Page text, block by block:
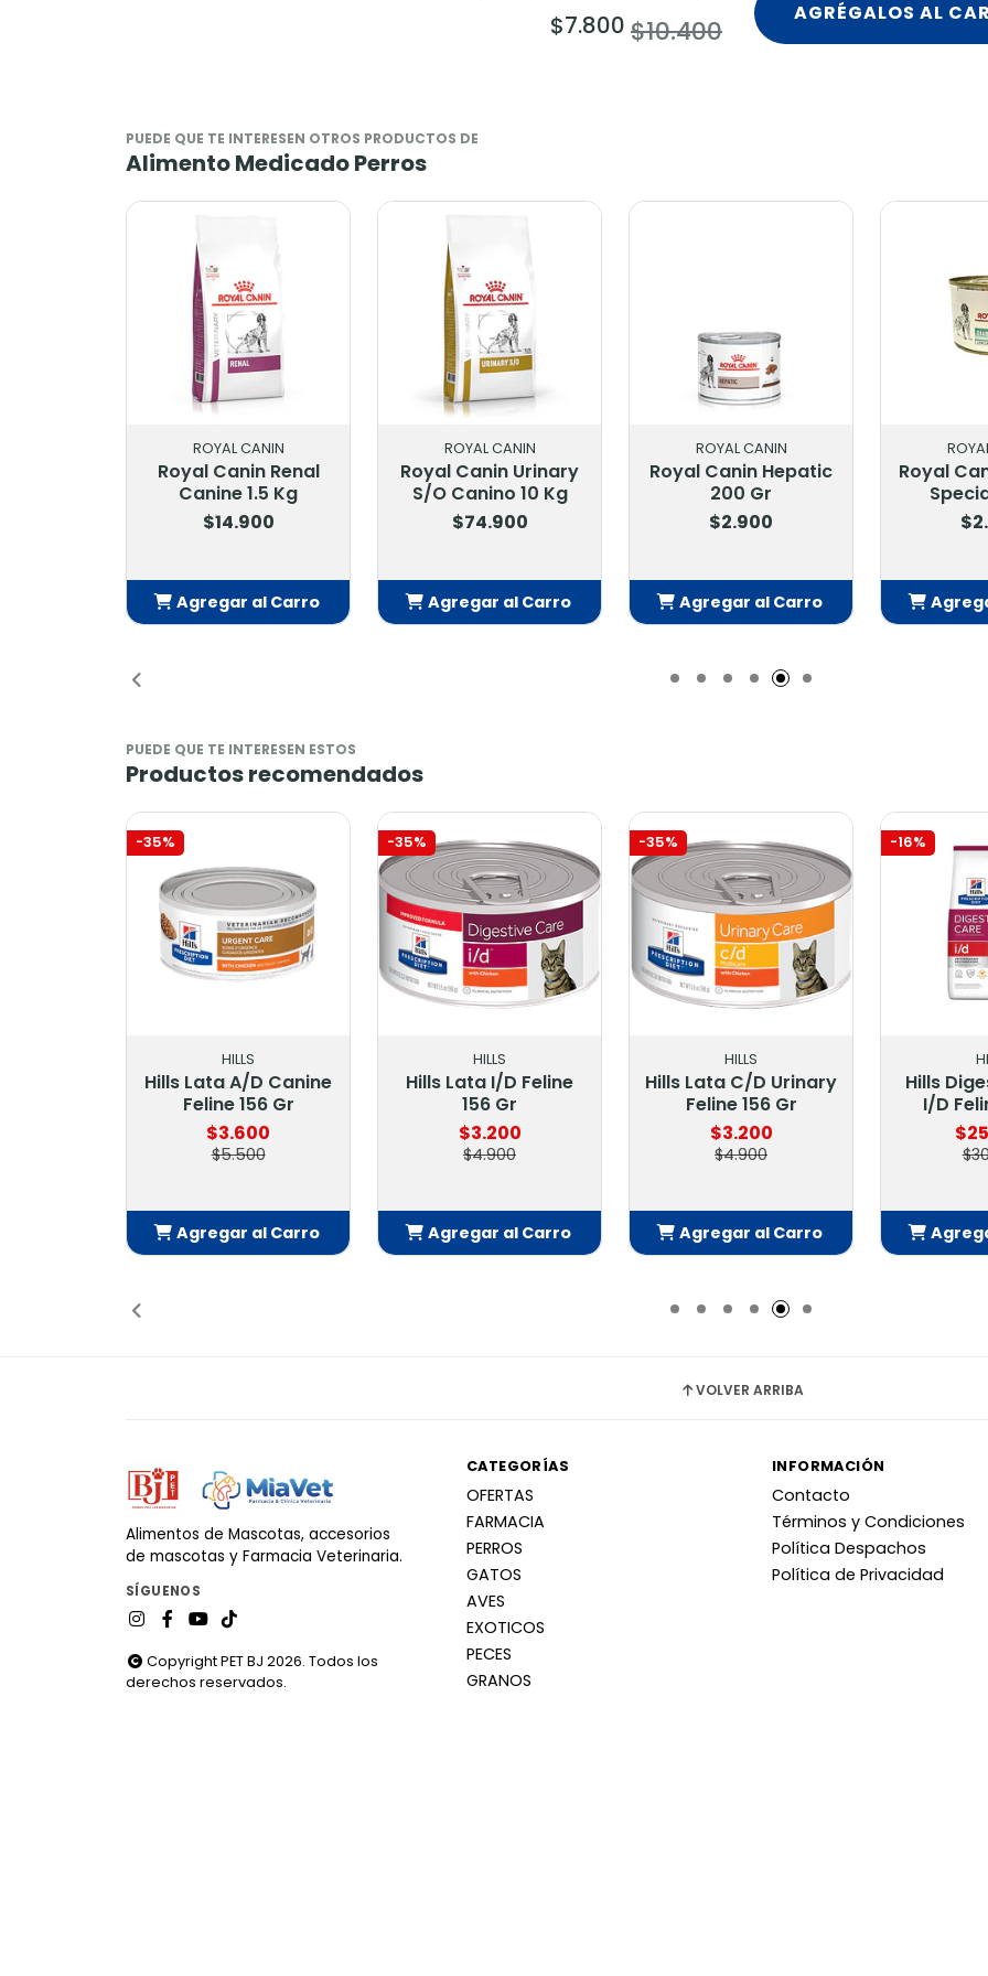
$7.800 $10.400
AGRÉGALOS AL
PUEDE QUE TE INTERESEN OTROS PRODUCTOS DE
Alimento Medicado Perros
ROYAL CANIN
Royal Canin Urinary
S/O Canino 10 Kg
$74.900
Agregar al Carro
ROYAL CANIN
Royal Canin Hepatic
200 Gr
$2.900
Agregar al Carro
ROYAL CANIN
Royal Canin Diabetic
Special 195 Gr
Agregar al Carro
PUEDE QUE TE INTERESEN ESTOS
Productos recomendados
-35%
HILLS
Hills Lata A/D Canine
Feline 156 Gr
$3.600
$5.500
Agregar al Carro
-35%
HILLS
Hills Lata I/D Feline
156 Gr
$3.200
$4.900
Agregar al Carro
-35%
HILLS
Hills Lata C/D Urinary
Feline 156 Gr
$3.200
$4.900
Agregar al Carro
-16%
Hills
I/D
VOLVER ARRIBA
Alimentos de Mascotas, accesorios
de mascotas y Farmacia Veterinaria.
SÍGUENOS
Copyright PET BJ 2026. Todos los
derechos reservados.
CATEGORÍAS
OFERTAS
FARMACIA
PERROS
GATOS
AVES
EXOTICOS
PECES
GRANOS
INFORMACIÓN
Contacto
Términos y Condiciones
Política Despachos
Política de Privacidad